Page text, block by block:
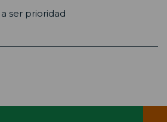
ser prioridad